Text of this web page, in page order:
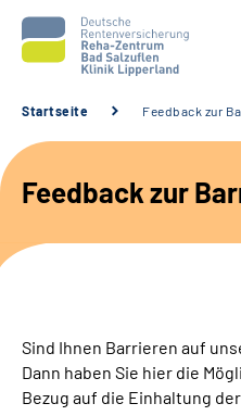
Unsere Klinik
Unsere Angebote
Sozialdienste & Zuweisende
Startseite Feedback zur
Feedback zur
Sind Ihnen Barrieren auf
Dann haben Sie hier die
Bezug auf die Einhaltung der